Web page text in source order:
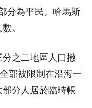
分為平民。哈馬斯
。
之二地區人口撤
部被限制在沿海一
分人居於臨時帳